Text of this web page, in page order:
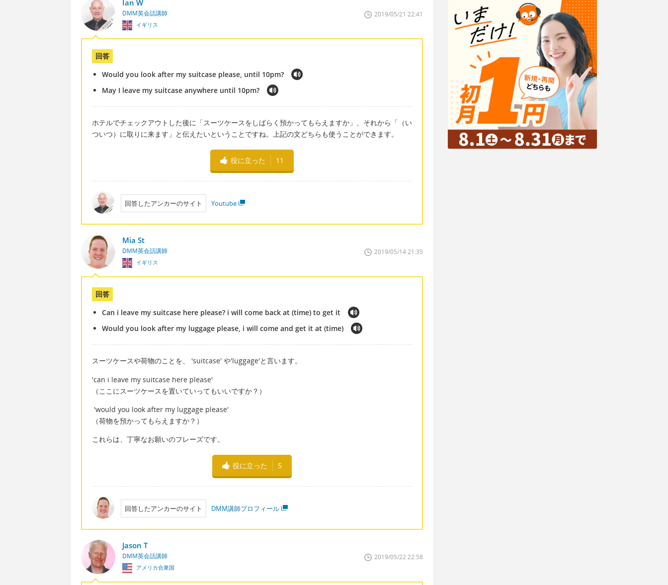
Ian W
DMM英会話講師
イギリス
2019/05/21 22:41
回答
Would you look after my suitcase please, until 10pm?
May I leave my suitcase anywhere until 10pm?
ホテルでチェックアウトした後に「スーツケースをしばらく預かってもらえますか」、それから「（い
ついつ）に取りに来ます」と伝えたいということですね。上記の文どちらも使うことができます。
役に立った 11
回答したアンカーのサイト Youtube
Mia St
DMM英会話講師
イギリス
2019/05/14 21:35
回答
Can i leave my suitcase here please? i will come back at (time) to get it
Would you look after my luggage please, i will come and get it at (time)
スーツケースや荷物のことを、 'suitcase' や'luggage'と言います。
'can i leave my suitcase here please'
（ここにスーツケースを置いていってもいいですか？）
'would you look after my luggage please'
（荷物を預かってもらえますか？）
これらは、丁寧なお願いのフレーズです。
役に立った 5
回答したアンカーのサイト DMM講師プロフィール
Jason T
DMM英会話講師
アメリカ合衆国
2019/05/22 22:58